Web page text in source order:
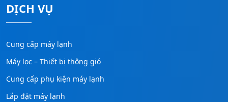
DỊCH VỤ
Cung cấp máy lạnh
Máy lọc – Thiết bị thông gió
Cung cấp phụ kiện máy lạnh
Lắp đặt máy lạnh